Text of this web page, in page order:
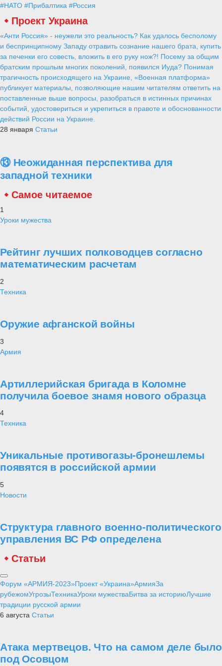
#НАТО #Прибалтика #Россия
Проект Украина
«Анти Россия» - неужели это реальность? Как удалось бесполому
и беспринципному Западу отравить сознание нашего брата, купить
за печенки его совесть, вложить в его руку нож?! Посему за общим
братским прошлым многих поколений, появился Иуда? Понимая
трагичность происходящего на Украине, «Военная платформа»
публикует материалы, позволяющие нашим читателям ответить на
поставленные выше вопросы, разобраться в истинных причинах
событий, удостовериться и укрепиться в правоте и обоснованности
действий России на Украине.
28 января Статьи
⑬ Неожиданная перспектива для
западной техники
Самое читаемое
1
Уроки мужества
Рейтинг лучших полководцев согласно
математическим расчетам
2
Техника
Оружие афганской войны
3
Армия
Артиллерийская бригада в Коломне
получила боевое знамя нового образца
4
Техника
Уникальные противогазы-бронешлемы
появятся в российской армии
5
Новости
Структура главного военно-политического
управления ВС РФ определена
Статьи
Форум «АРМИЯ-2023»Проект «Украина»АрмияЗа
рубежомУгрозыТехникаУроки мужестваБитва за историюЛучшие
традиции русской армии
6 августа Статьи
Атака мертвецов. Что на самом деле было
под Осовцом